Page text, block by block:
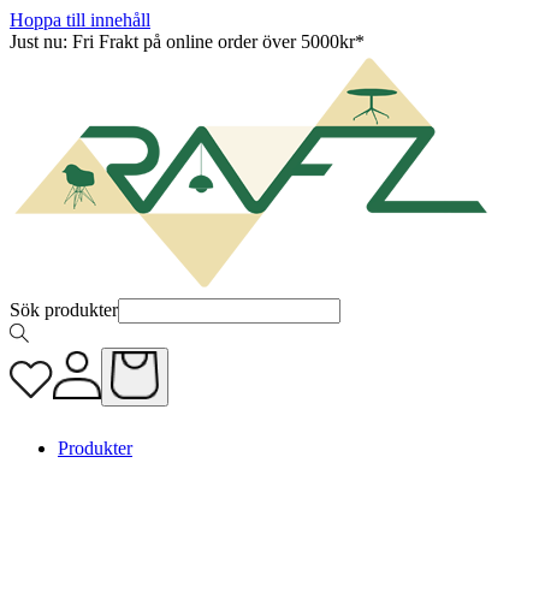
Hoppa till innehåll
Just nu: Fri Frakt på online order över 5000kr*
Sök produkter
Produkter